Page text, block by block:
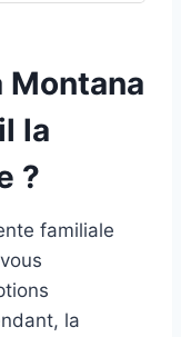
Montana
la
?
familiale
la